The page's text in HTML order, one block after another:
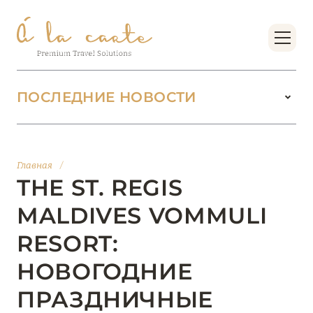
Главная /
THE ST. REGIS
MALDIVES VOMMULI
RESORT:
НОВОГОДНИЕ
ПРАЗДНИЧНЫЕ
ПОСЛЕДНИЕ НОВОСТИ
БУТИК-КУРОРТЫ МАЛЬДИВСКИХ ОСТРОВОВ
Подробнее
01 июня 2026
JUMEIRAH OLHAHALI ISLAND MALDIVES: ВАШ
ОАЗИС ТЕПЛА И ИЗЫСКАННОСТИ